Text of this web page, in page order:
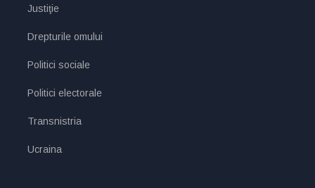
Justiţie
Drepturile omului
Politici sociale
Politici electorale
Transnistria
Ucraina